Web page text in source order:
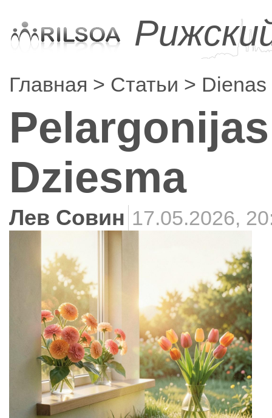
Главная Статьи
Dziesma
Лев Совин 17.05.2026,